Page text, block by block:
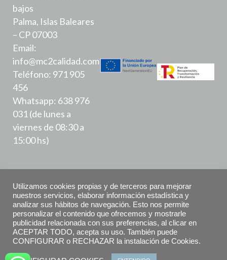
bajos
Palma, Islas Baleares
– CP 07003
Email:
info@mc2calidad.com
Teléfono: 971 905
456
Whatsapp: 638 976
031 (de lunes a
viernes de 08:30 a
15:00 hs)
Política de Privacidad
Aviso Legal
Declaración de accesibilidad
Utilizamos cookies propias y de terceros para mejorar
nuestros servicios, elaborar información estadística y
analizar sus hábitos de navegación. Esto nos permite
personalizar el contenido que ofrecemos y mostrarle
publicidad relacionada con sus preferencias, al clicar en
ACEPTAR TODO, acepta su uso. También puede
CONFIGURAR o RECHAZAR la instalación de Cookies.